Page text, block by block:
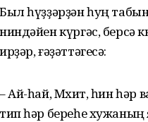
Был һүҙҙәрҙән һуң
ниндәйен күргәс, берсә
ирҙәр, ғәҙәттәгесә:
– Ай-һай, Мөхит, һин һәр
тип һәр береһе